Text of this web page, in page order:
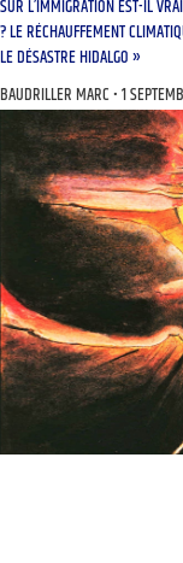
SUR L’IMMIGRATION EST-IL
? LE RÉCHAUFFEMENT
LE DÉSASTRE HIDALGO »
BAUDRILLER MARC 1